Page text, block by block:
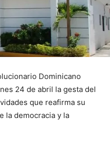
Dominicano
24 de abril la gesta del
que reafirma su
la democracia y la